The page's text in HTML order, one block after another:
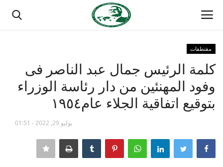
الصفحة الرئيسية
مدرسة الطليعة الوطنية
منتدى ناصر الدولي
مقتطفات
كلمة الرئيس جمال عبد الناصر فى
وفود المهنئين من دار رئاسة الوزراء
بتوقيع اتفاقية الجلاء عام١٩٥٤
يوليو 29, 2022 - 01:51